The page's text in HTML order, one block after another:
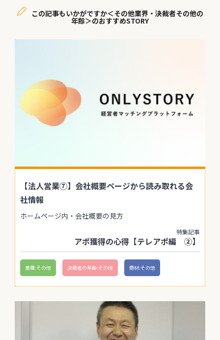
この記事もいかがですか＜その他業界・決裁者その他の
年齢＞のおすすめSTORY
【法人営業⑦】会社概要ページから読み取れる会
社情報
ホームページ内・会社概要の見方
特集記事
アポ獲得の心得【テレアポ編 ②】
業種:その他 決裁者の年齢:その他 商材:その他